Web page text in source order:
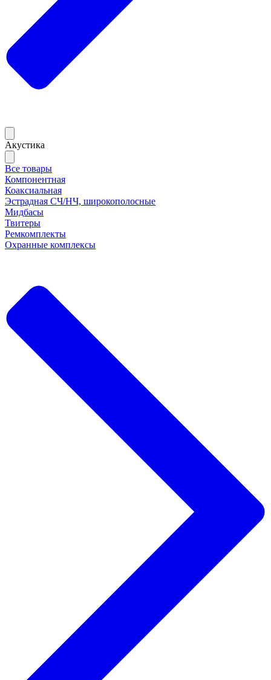
Акустика
Все товары
Компонентная
Коаксиальная
Эстрадная СЧ/НЧ, широкополосные
Мидбасы
Твитеры
Ремкомплекты
Охранные комплексы